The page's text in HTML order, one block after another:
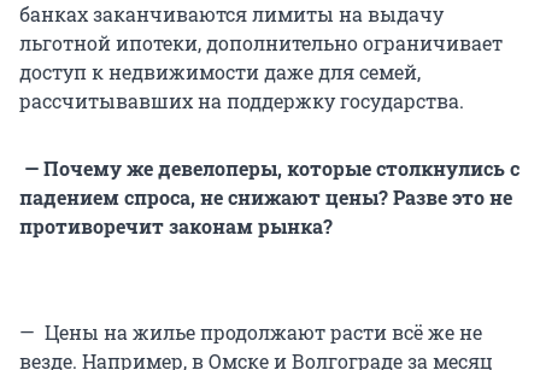
банках заканчиваются лимиты на выдачу
льготной ипотеки, дополнительно ограничивает
доступ к недвижимости даже для семей,
рассчитывавших на поддержку государства.
— Почему же девелоперы, которые столкнулись с
падением спроса, не снижают цены? Разве это не
противоречит законам рынка?
— Цены на жилье продолжают расти всё же не
везде. Например, в Омске и Волгограде за месяц